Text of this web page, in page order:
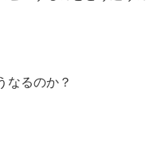
なるのか？